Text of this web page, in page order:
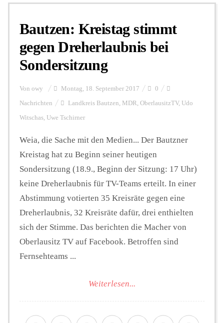
Personalien
Hintergrund
FUNKTURM-Beiträge
Podcast
Seminare
Unterstützen
Bautzen: Kreistag stimmt
gegen Dreherlaubnis bei
Sondersitzung
Von owy Montag, 18. September 2017 0
Nachrichten Landkreis Bautzen, MDR, OberlausitzTV, Udo
Witschas, Uwe Tschirner
Weia, die Sache mit den Medien... Der Bautzner
Kreistag hat zu Beginn seiner heutigen
Sondersitzung (18.9., Beginn der Sitzung: 17 Uhr)
keine Dreherlaubnis für TV-Teams erteilt. In einer
Abstimmung votierten 35 Kreisräte gegen eine
Dreherlaubnis, 32 Kreisräte dafür, drei enthielten
sich der Stimme. Das berichten die Macher von
Oberlausitz TV auf Facebook. Betroffen sind
Fernsehteams ...
Weiterlesen...